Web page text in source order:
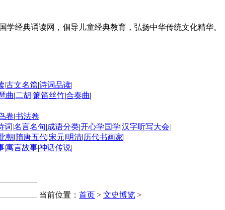
学经典诵读网，倡导儿童经典教育，弘扬中华传统文化精华。
|古文名篇|诗词品读|
曲|二胡|箫笛丝竹|合奏曲|
卷|书法卷|
词|名言名句|成语分类|开心学国学|汉字听写大会|
朝|隋唐五代|宋元|明清|历代书画家|
|寓言故事|神话传说|
当前位置： 首页 > 文史博览 >